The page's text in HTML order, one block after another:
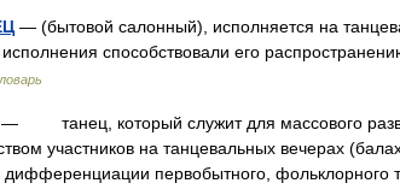
— (бытовой салонный), исполняется на
исполнения способствовали его
— танец, который служит для массового
участников на танцевальных вечерах
дифференциации первобытного,